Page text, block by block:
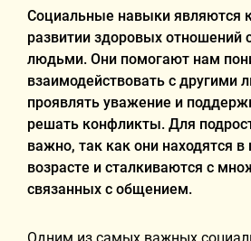
Социальные навыки являются
развитии здоровых
людьми. Они помогают нам
взаимодействовать с другими
проявлять уважение и
решать конфликты. Для
важно, так как они находятся в
возрасте и сталкиваются с
связанных с общением.